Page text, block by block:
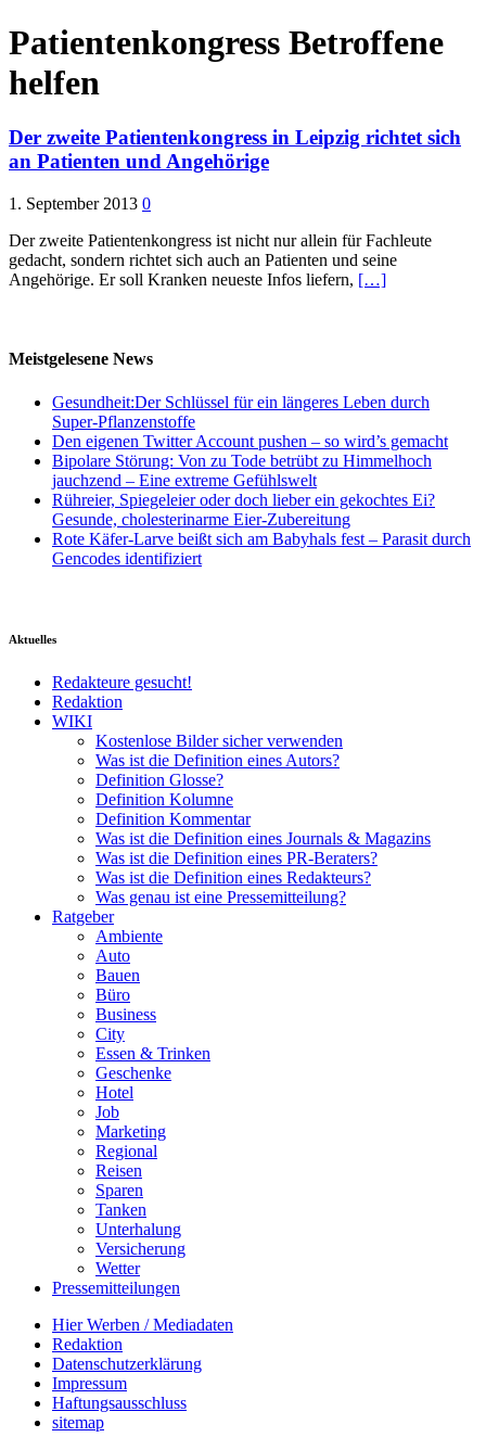
Patientenkongress Betroffene
helfen
Der zweite Patientenkongress in Leipzig richtet sich
an Patienten und Angehörige
1. September 2013 0
Der zweite Patientenkongress ist nicht nur allein für Fachleute
gedacht, sondern richtet sich auch an Patienten und seine
Angehörige. Er soll Kranken neueste Infos liefern, […]
Meistgelesene News
Gesundheit:Der Schlüssel für ein längeres Leben durch
Super-Pflanzenstoffe
Den eigenen Twitter Account pushen – so wird’s gemacht
Bipolare Störung: Von zu Tode betrübt zu Himmelhoch
jauchzend – Eine extreme Gefühlswelt
Rühreier, Spiegeleier oder doch lieber ein gekochtes Ei?
Gesunde, cholesterinarme Eier-Zubereitung
Rote Käfer-Larve beißt sich am Babyhals fest – Parasit durch
Gencodes identifiziert
Aktuelles
Redakteure gesucht!
Redaktion
WIKI
Kostenlose Bilder sicher verwenden
Was ist die Definition eines Autors?
Definition Glosse?
Definition Kolumne
Definition Kommentar
Was ist die Definition eines Journals & Magazins
Was ist die Definition eines PR-Beraters?
Was ist die Definition eines Redakteurs?
Was genau ist eine Pressemitteilung?
Ratgeber
Ambiente
Auto
Bauen
Büro
Business
City
Essen & Trinken
Geschenke
Hotel
Job
Marketing
Regional
Reisen
Sparen
Tanken
Unterhalung
Versicherung
Wetter
Pressemitteilungen
Hier Werben / Mediadaten
Redaktion
Datenschutzerklärung
Impressum
Haftungsausschluss
sitemap